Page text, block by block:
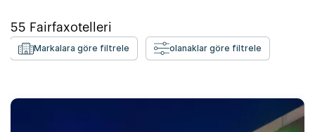
55 Fairfaxotelleri
Markalara göre filtrele olanaklar göre filtrele